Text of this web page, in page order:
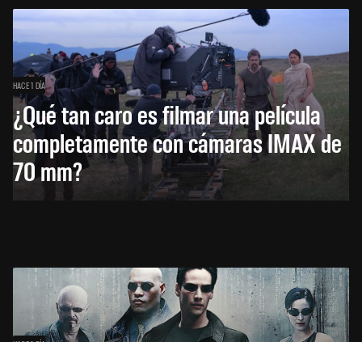
HACE 1 DÍA
¿Qué tan caro es filmar una película
completamente con cámaras IMAX de
70 mm?